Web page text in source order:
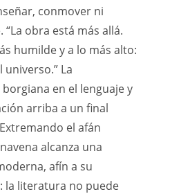
conmover ni
“La obra está más allá.
humilde y a lo más alto:
La
en el lenguaje y
arriba a un final
el afán
alcanza una
afín a su
la literatura no puede